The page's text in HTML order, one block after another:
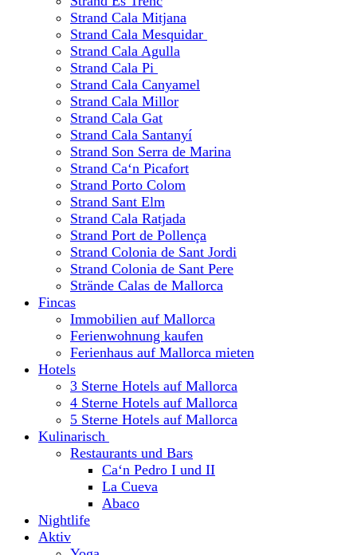
Strand Cala Mitjana
Strand Cala Mesquidar
Strand Cala Agulla
Strand Cala Pi
Strand Cala Canyamel
Strand Cala Millor
Strand Cala Gat
Strand Cala Santanyí
Strand Son Serra de Marina
Strand Ca‘n Picafort
Strand Porto Colom
Strand Sant Elm
Strand Cala Ratjada
Strand Port de Pollença
Strand Colonia de Sant Jordi
Strand Colonia de Sant Pere
Strände Calas de Mallorca
Fincas
Immobilien auf Mallorca
Ferienwohnung kaufen
Ferienhaus auf Mallorca mieten
Hotels
3 Sterne Hotels auf Mallorca
4 Sterne Hotels auf Mallorca
5 Sterne Hotels auf Mallorca
Kulinarisch
Restaurants und Bars
Ca‘n Pedro I und II
La Cueva
Abaco
Nightlife
Aktiv